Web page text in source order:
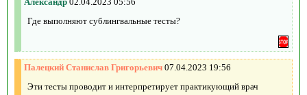
Где выполняют сублингвальные тесты?
Палецкий Станислав Григорьевич 07.04.2023 19:56
Эти тесты проводит и интерпретирует практикующий врач